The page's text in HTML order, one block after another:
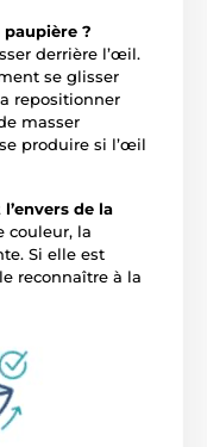
?
derrière l’œil.
se glisser
repositionner
masser
produire si l’œil
de la
couleur, la
Si elle est
reconnaître à la